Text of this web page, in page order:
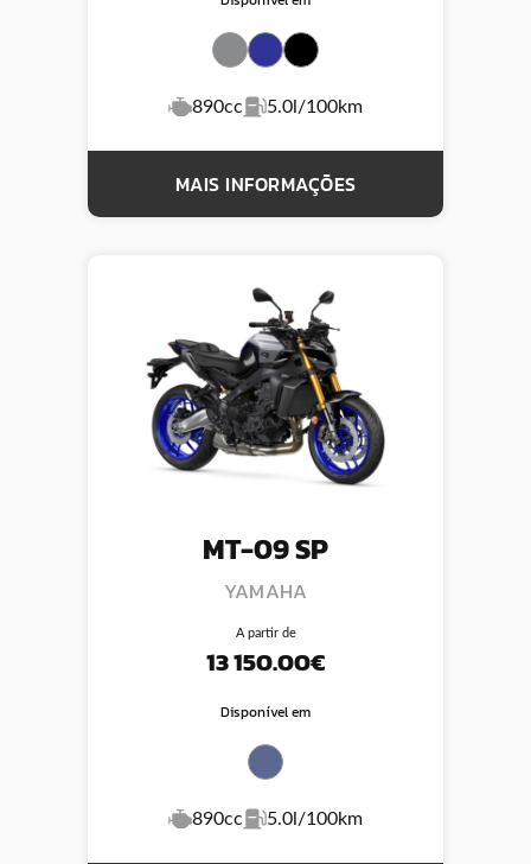
890cc 5.0l/100km
MAIS INFORMAÇÕES
MT-09 SP
YAMAHA
A partir de
13 150.00€
Disponível em
890cc 5.0l/100km